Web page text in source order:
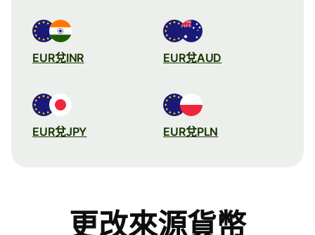
EUR兌INR EUR兌AUD
EUR兌JPY EUR兌PLN
更改來源貨幣